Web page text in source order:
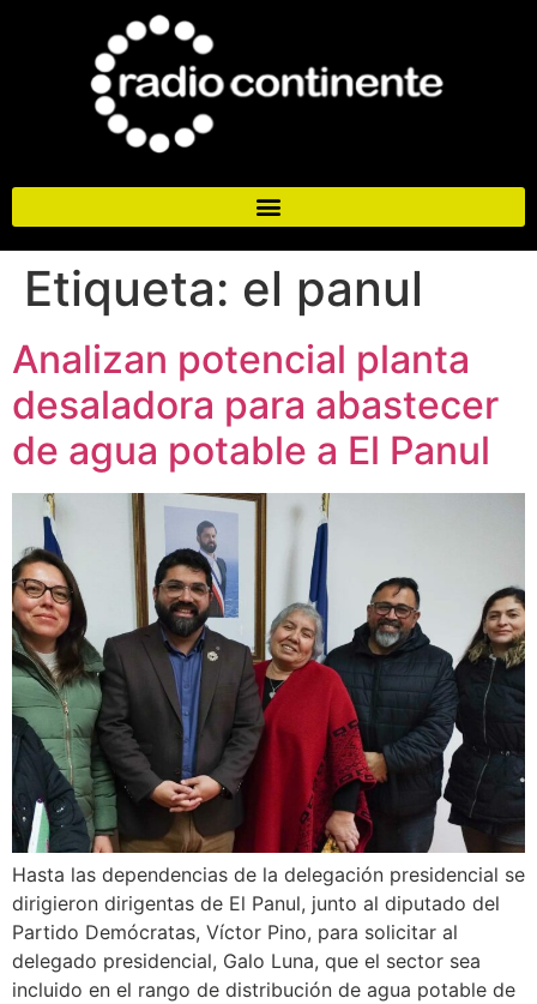
Etiqueta: el panul
Analizan potencial planta
desaladora para abastecer
de agua potable a El Panul
Hasta las dependencias de la delegación presidencial se
dirigieron dirigentas de El Panul, junto al diputado del
Partido Demócratas, Víctor Pino, para solicitar al
delegado presidencial, Galo Luna, que el sector sea
incluido en el rango de distribución de agua potable de